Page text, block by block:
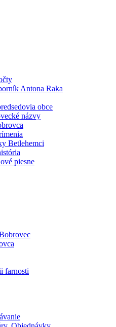
Antona Raka
obce
názvy
Betlehemci
piesne
farnosti